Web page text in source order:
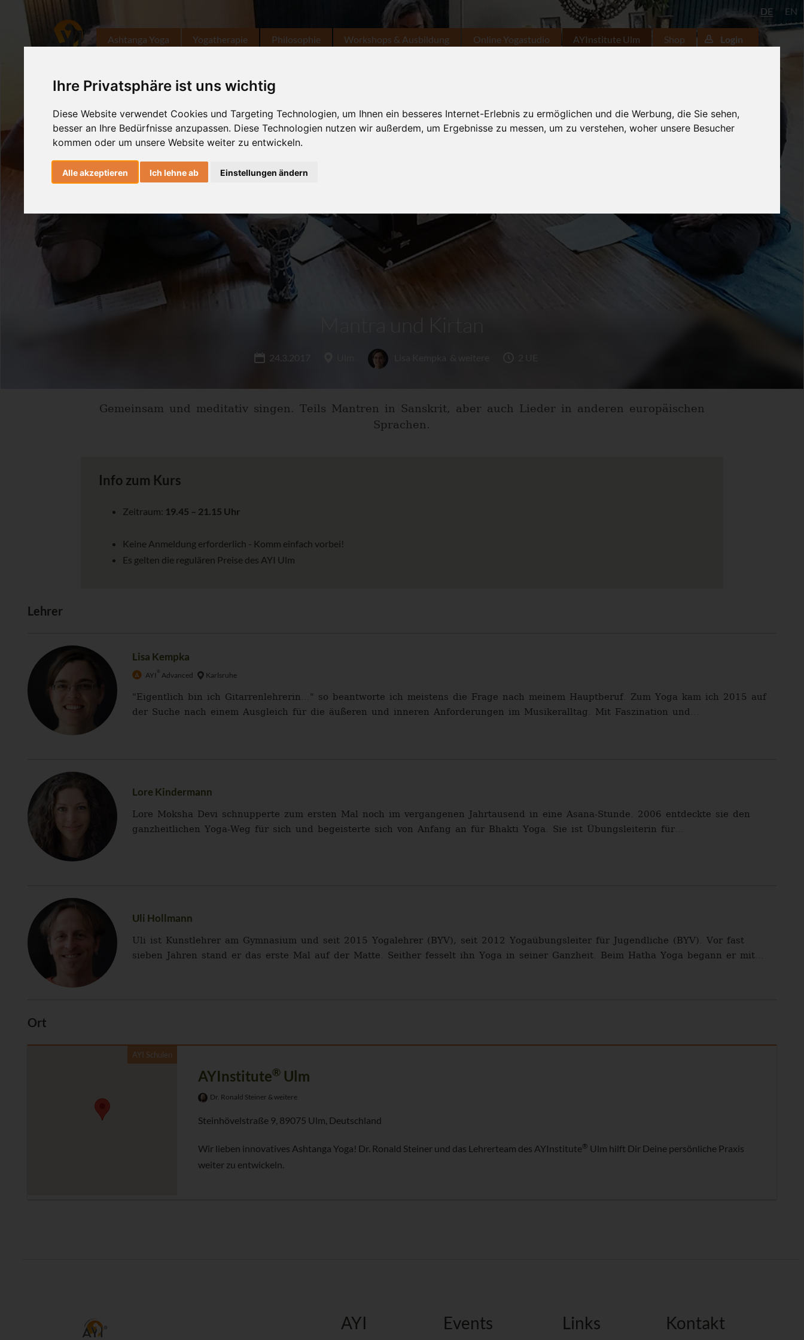
Ihre Privatsphäre ist uns wichtig
Diese Website verwendet Cookies und Targeting Technologien, um Ihnen ein besseres Internet-Erlebnis zu ermöglichen und die Werbung, die Sie sehen,
besser an Ihre Bedürfnisse anzupassen. Diese Technologien nutzen wir außerdem, um Ergebnisse zu messen, um zu verstehen, woher unsere Besucher
kommen oder um unsere Website weiter zu entwickeln.
Alle akzeptieren Ich lehne ab Einstellungen ändern
DE EN
Ashtanga Yoga Yogatherapie Philosophie Workshops & Ausbildung Online Yogastudio AYInstitute Ulm Shop Login
24.3.2017
Gemeinsam und meditativ singen. Teils Mantren in Sanskrit, aber auch Lieder in anderen europäischen
Sprachen.
Info zum Kurs
Zeitraum: 19.45 – 21.15 Uhr
Keine Anmeldung erforderlich - Komm einfach vorbei!
Es gelten die regulären Preise des AYI Ulm
Lehrer
Lisa Kempka
AYI Advanced Karlsruhe
"Eigentlich bin ich Gitarrenlehrerin..." so beantworte ich meistens die Frage nach meinem Hauptberuf. Zum Yoga kam ich 2015 auf
der Suche nach einem Ausgleich für die äußeren und inneren Anforderungen im Musikeralltag. Mit Faszination und...
Lore Kindermann
Lore Moksha Devi schnupperte zum ersten Mal noch im vergangenen Jahrtausend in eine Asana-Stunde. 2006 entdeckte sie den
ganzheitlichen Yoga-Weg für sich und begeisterte sich von Anfang an für Bhakti Yoga. Sie ist Übungsleiterin für...
Uli Hollmann
Uli ist Kunstlehrer am Gymnasium und seit 2015 Yogalehrer (BYV), seit 2012 Yogaübungsleiter für Jugendliche (BYV). Vor fast
sieben Jahren stand er das erste Mal auf der Matte. Seither fesselt ihn Yoga in seiner Ganzheit. Beim Hatha Yoga begann er mit...
Ort
AYI Schulen
AYInstitute® Ulm
Dr. Ronald Steiner & weitere
Steinhövelstraße 9, 89075 Ulm, Deutschland
Wir lieben innovatives Ashtanga Yoga! Dr. Ronald Steiner und das Lehrerteam des AYInstitute® Ulm hilft Dir Deine persönliche Praxis
weiter zu entwickeln.
AYI Events Links Kontakt